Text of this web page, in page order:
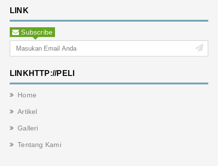
LINK
Subscribe
LINKHTTP://PELI
Home
Artikel
Galleri
Tentang Kami